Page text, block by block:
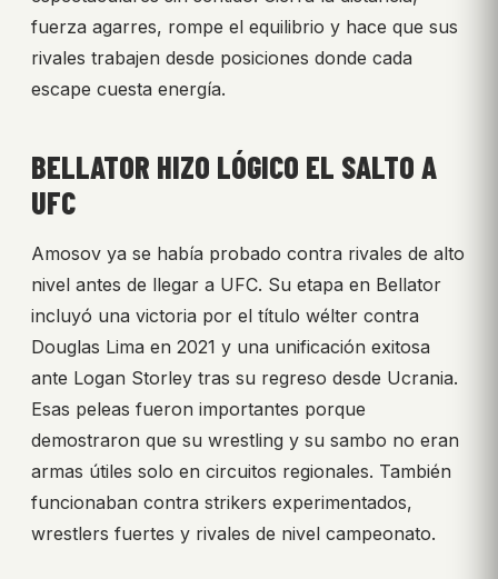
fuerza agarres, rompe el equilibrio y hace que sus
rivales trabajen desde posiciones donde cada
escape cuesta energía.
BELLATOR HIZO LÓGICO EL SALTO A
UFC
Amosov ya se había probado contra rivales de alto
nivel antes de llegar a UFC. Su etapa en Bellator
incluyó una victoria por el título wélter contra
Douglas Lima en 2021 y una unificación exitosa
ante Logan Storley tras su regreso desde Ucrania.
Esas peleas fueron importantes porque
demostraron que su wrestling y su sambo no eran
armas útiles solo en circuitos regionales. También
funcionaban contra strikers experimentados,
wrestlers fuertes y rivales de nivel campeonato.